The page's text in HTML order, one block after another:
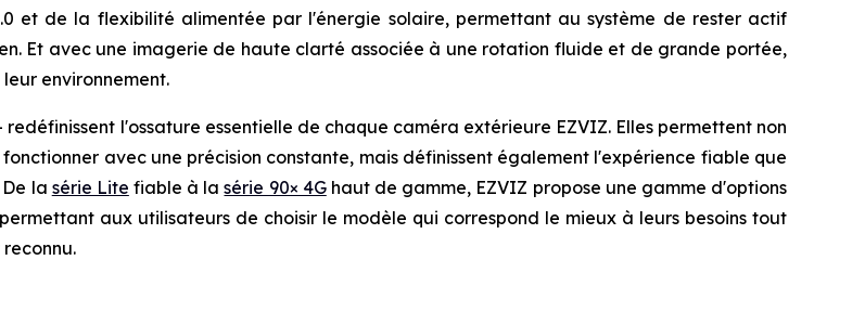
et de la flexibilité alimentée par l'énergie solaire, permettant au système de rester actif
Et avec une imagerie de haute clarté associée à une rotation fluide et de grande portée,
environnement.
l'ossature essentielle de chaque caméra extérieure EZVIZ. Elles permettent non
avec une précision constante, mais définissent également l'expérience fiable que
la série Lite fiable à lasérie 90× 4Ghaut de gamme, EZVIZ propose une gamme d'options
aux utilisateurs de choisir le modèle qui correspond le mieux à leurs besoins tout